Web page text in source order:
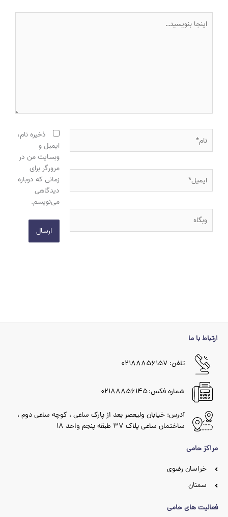
بنویسید…
وبگاه
ذخیره نام،
ایمیل و
وبسایت من در
مرورگر برای
زمانی که دوباره
دیدگاهی
می‌نویسم.
ارتباط با ما
تلفن: ۰۲۱۸۸۸۵۶۱۵۷
شماره فکس: ۰۲۱۸۸۸۵۶۱۴۵
آدرس: خیابان ولیعصر بعد از پارک ساعی ، کوچه ساعی دوم ،
ساختمان ساعی پلاک ۳۷ طبقه پنجم واحد ۱۸
مراکز حامی
خراسان رضوی
سمنان
فعالیت های حامی